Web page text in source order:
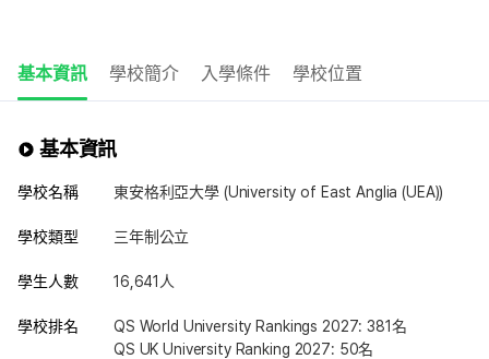
基本資訊 學校簡介 入學條件 學校位置
基本資訊
學校名稱 東安格利亞大學 (University of East Anglia (UEA))
學校類型 三年制公立
學生人數 16,641人
學校排名
QS World University Rankings 2027: 381名
QS UK University Ranking 2027: 50名